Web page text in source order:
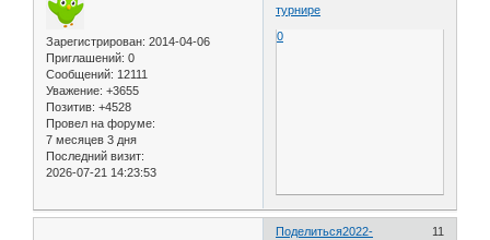
Зарегистрирован: 2014-04-06
Приглашений: 0
Сообщений: 12111
Уважение: +3655
Позитив: +4528
Провел на форуме:
7 месяцев 3 дня
Последний визит:
2026-07-21 14:23:53
турнире
0
Поделиться 11
2022-